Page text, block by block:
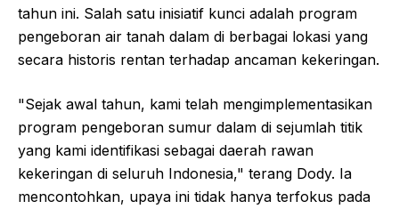
tahun ini. Salah satu inisiatif kunci adalah program
pengeboran air tanah dalam di berbagai lokasi yang
secara historis rentan terhadap ancaman kekeringan.
"Sejak awal tahun, kami telah mengimplementasikan
program pengeboran sumur dalam di sejumlah titik
yang kami identifikasi sebagai daerah rawan
kekeringan di seluruh Indonesia," terang Dody. Ia
mencontohkan, upaya ini tidak hanya terfokus pada